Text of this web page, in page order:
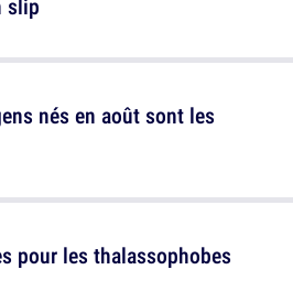
pour les thalassophobes
nés en août sont les